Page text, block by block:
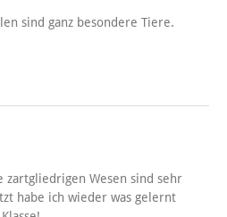
sind ganz besondere Tiere.
zartgliedrigen Wesen sind sehr
habe ich wieder was gelernt